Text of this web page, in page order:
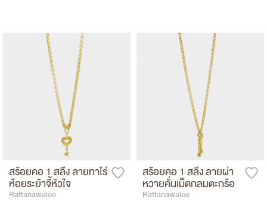
สร้อยคอ 1 สลึง ลายทาโร่
ห้อยระย้าจี้หัวใจ
Rattanawalee
สร้อยคอ 1 สลึง ลายผ่า
หวายคั่นเม็ดกลมตะกร้อ
Rattanawalee